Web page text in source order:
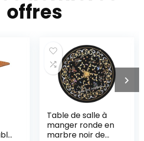
offres
Table de salle à
manger ronde en
marbre noir de